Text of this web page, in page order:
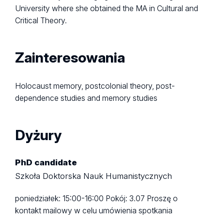
University where she obtained the MA in Cultural and
Critical Theory.
Zainteresowania
Holocaust memory, postcolonial theory, post-
dependence studies and memory studies
Dyżury
PhD candidate
Szkoła Doktorska Nauk Humanistycznych
poniedziałek: 15:00-16:00 Pokój: 3.07 Proszę o
kontakt mailowy w celu umówienia spotkania